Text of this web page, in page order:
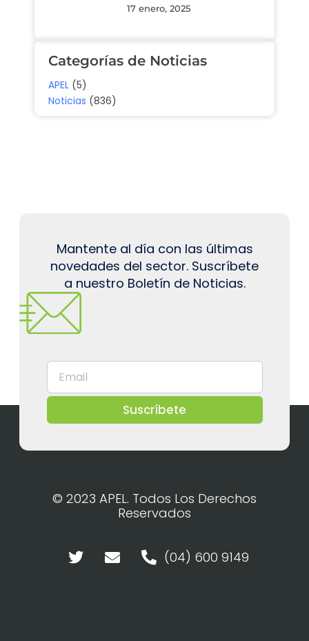
17 enero, 2025
Categorías de Noticias
APEL (5)
Noticias (836)
Mantente al día con las últimas
novedades del sector. Suscríbete
a nuestro Boletín de Noticias.
Suscríbete
© 2023 APEL. Todos Los Derechos
Reservados
(04) 600 9149